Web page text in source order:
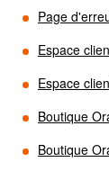
Page
Espace
Espace
Boutique
Boutique